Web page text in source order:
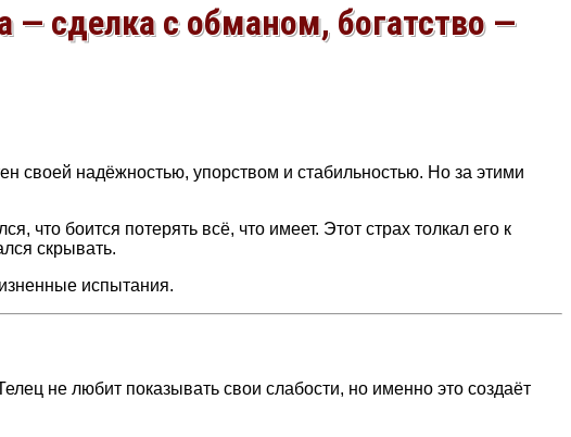
— сделка с обманом, богатство —
своей надёжностью, упорством и стабильностью. Но за этими
что боится потерять всё, что имеет. Этот страх толкал его к
скрывать.
испытания.
не любит показывать свои слабости, но именно это создаёт